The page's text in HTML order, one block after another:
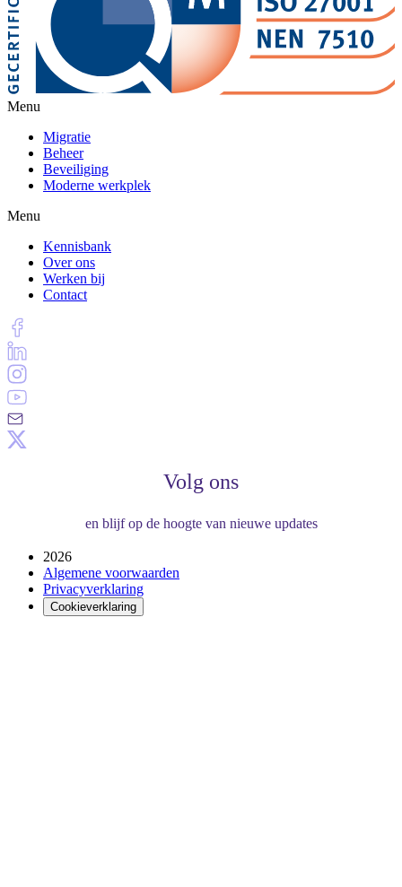
Menu
Migratie
Beheer
Beveiliging
Moderne werkplek
Menu
Kennisbank
Over ons
Werken bij
Contact
Volg ons
en blijf op de hoogte van nieuwe updates
2026
Algemene voorwaarden
Privacyverklaring
Cookieverklaring